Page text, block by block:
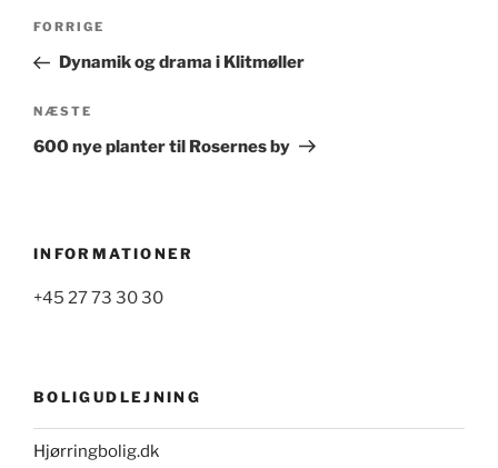
Indlægsnavigation
Forrige
indlæg
FORRIGE
Dynamik og drama i Klitmøller
Næste
indlæg
NÆSTE
600 nye planter til Rosernes by
INFORMATIONER
+45 27 73 30 30
BOLIGUDLEJNING
Hjørringbolig.dk